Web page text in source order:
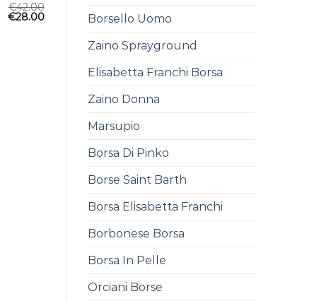
Borsello Uomo
Zaino Sprayground
Elisabetta Franchi Borsa
Zaino Donna
Marsupio
Borsa Di Pinko
Borse Saint Barth
Borsa Elisabetta Franchi
Borbonese Borsa
Borsa In Pelle
Orciani Borse
€42.00
€28.00